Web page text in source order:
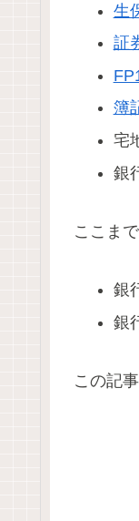
生
証
簿
宅
銀
ここま
銀
銀
この記